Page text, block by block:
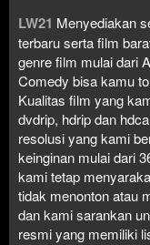
LW21 Menyediakan
terbaru serta film
genre film mulai dari
Comedy bisa kamu
Kualitas film yang
dvdrip, hdrip dan
resolusi yang kami
keinginan mulai dari
kami tetap
tidak menonton atau
dan kami sarankan
resmi yang memiliki